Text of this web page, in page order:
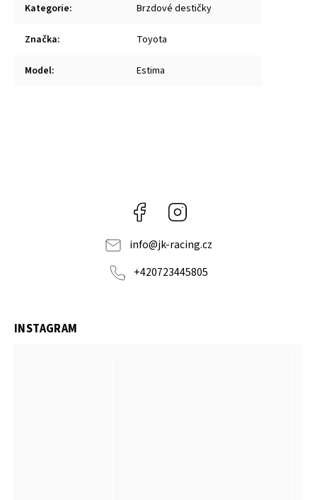
Kategorie: Brzdové destičky
Značka: Toyota
Model: Estima
Facebook
info@jk-racing.cz
+420723445805
INSTAGRAM